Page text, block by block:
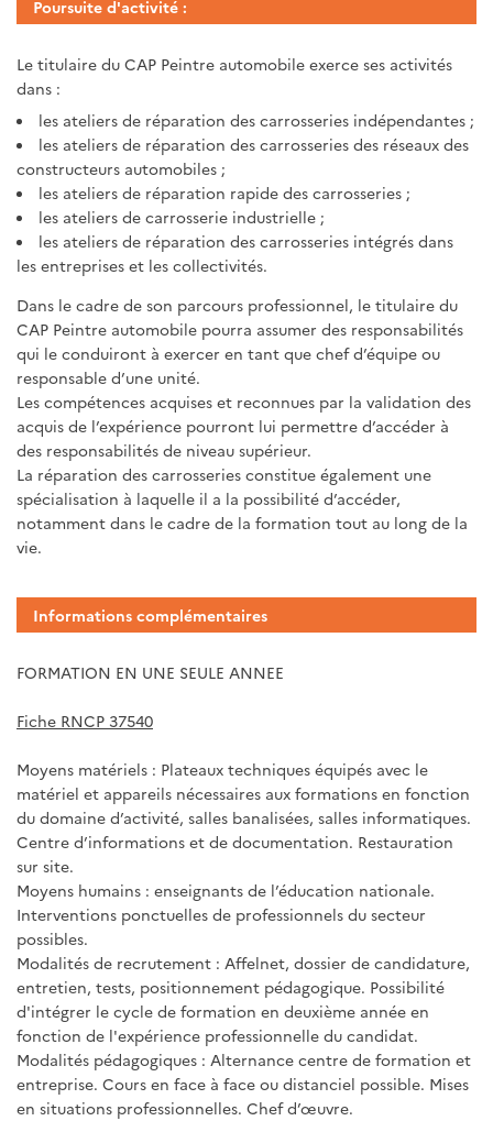
Poursuite d'activité :
Le titulaire du CAP Peintre automobile exerce ses activités
dans :
les ateliers de réparation des carrosseries indépendantes ;
les ateliers de réparation des carrosseries des réseaux des
constructeurs automobiles ;
les ateliers de réparation rapide des carrosseries ;
les ateliers de carrosserie industrielle ;
les ateliers de réparation des carrosseries intégrés dans
les entreprises et les collectivités.
Dans le cadre de son parcours professionnel, le titulaire du
CAP Peintre automobile pourra assumer des responsabilités
qui le conduiront à exercer en tant que chef d’équipe ou
responsable d’une unité.
Les compétences acquises et reconnues par la validation des
acquis de l’expérience pourront lui permettre d’accéder à
des responsabilités de niveau supérieur.
La réparation des carrosseries constitue également une
spécialisation à laquelle il a la possibilité d’accéder,
notamment dans le cadre de la formation tout au long de la
vie.
Informations complémentaires
FORMATION EN UNE SEULE ANNEE
Fiche RNCP 37540
Moyens matériels : Plateaux techniques équipés avec le
matériel et appareils nécessaires aux formations en fonction
du domaine d’activité, salles banalisées, salles informatiques.
Centre d’informations et de documentation. Restauration
sur site.
Moyens humains : enseignants de l’éducation nationale.
Interventions ponctuelles de professionnels du secteur
possibles.
Modalités de recrutement : Affelnet, dossier de candidature,
entretien, tests, positionnement pédagogique. Possibilité
d'intégrer le cycle de formation en deuxième année en
fonction de l'expérience professionnelle du candidat.
Modalités pédagogiques : Alternance centre de formation et
entreprise. Cours en face à face ou distanciel possible. Mises
en situations professionnelles. Chef d’œuvre.